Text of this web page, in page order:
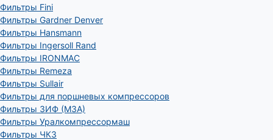
Фильтры Fini
Фильтры Gardner Denver
Фильтры Hansmann
Фильтры Ingersoll Rand
Фильтры IRONMAC
Фильтры Remeza
Фильтры Sullair
Фильтры для поршневых компрессоров
Фильтры ЗИФ (МЗА)
Фильтры Уралкомпрессормаш
Фильтры ЧКЗ